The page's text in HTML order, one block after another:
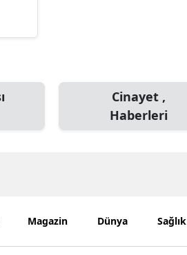
Cinayet ,
Haberleri
Magazin Dünya Sağlık